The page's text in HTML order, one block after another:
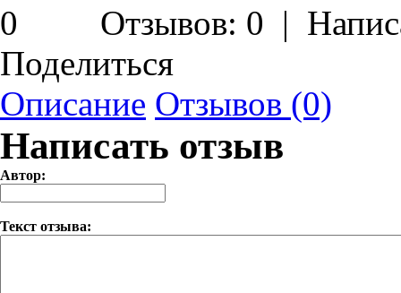
Отзывов: 0 |
Поделиться
Описание Отзывов (0)
Написать отзыв
Автор:
Текст отзыва: